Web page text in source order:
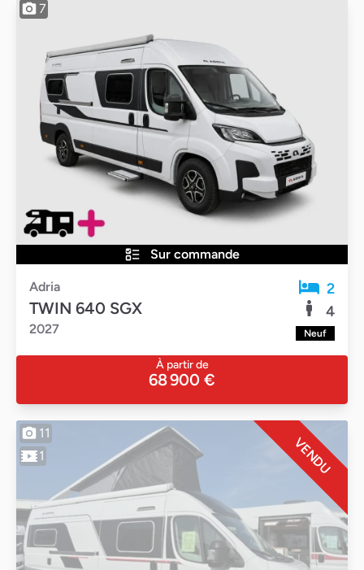
7
Sur commande
Adria
TWIN 640 SGX
2027
2
4
Neuf
À partir de
68 900 €
VENDU
11
1